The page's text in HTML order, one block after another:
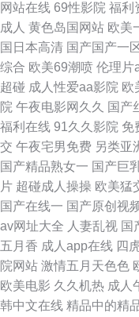
熟女 另类情趣福利社 人人
草莓视频宝儿 国产极品另
花91精品 日韩伦理在线观看
生活 91大神西瓜 超碰91人
频 91无码精品蜜桃 大香蕉
香蕉99草 老湿机app 日本片
久久国产日韩 欧洲人妻丰
妻偷拍 伊人影院国产91 AA
网站在线 69性影院 福利
成人 黄色岛国网站 欧美
国日本高清 国产国产一
综合 欧美69潮喷 伦理片
超碰 成人性爱aa影院 欧
院 午夜电影网久久 国产
福利在线 91久久影院 免
交 午夜宅男免费 另类亚
国产精品熟女一 国产巨
片 超碰成人操操 欧美猛
国产在线一 国产原创视
av网址大全 人妻乱视 国
五月香 成人app在线 四
院网站 激情五月天色色
欧美电影 久久机热 成人
韩中文在线 精品中的精